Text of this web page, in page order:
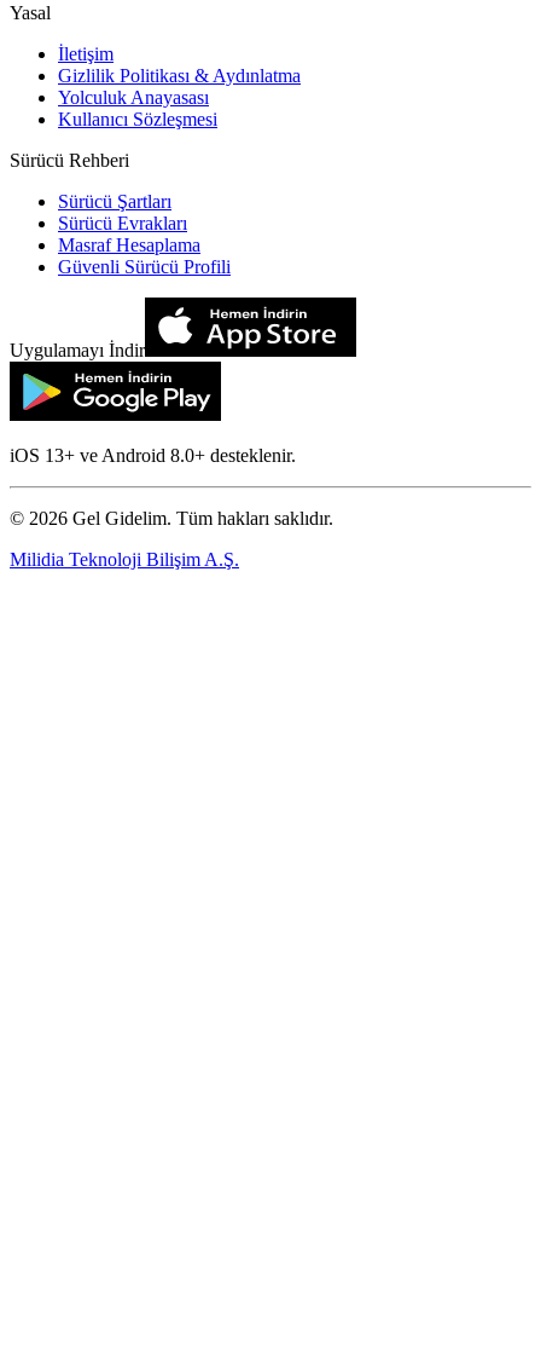
Yasal
İletişim
Gizlilik Politikası & Aydınlatma
Yolculuk Anayasası
Kullanıcı Sözleşmesi
Sürücü Rehberi
Sürücü Şartları
Sürücü Evrakları
Masraf Hesaplama
Güvenli Sürücü Profili
Uygulamayı İndir
iOS 13+ ve Android 8.0+ desteklenir.
© 2026 Gel Gidelim. Tüm hakları saklıdır.
Milidia Teknoloji Bilişim A.Ş.